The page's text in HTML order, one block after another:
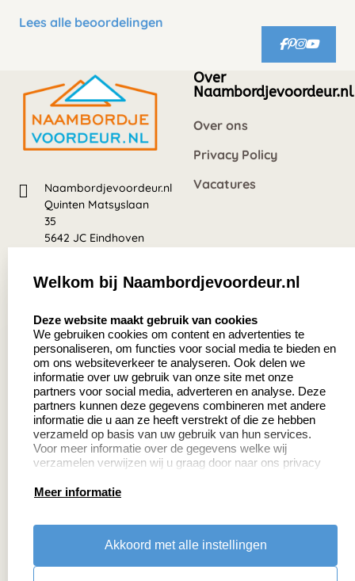
Lees alle beoordelingen
Naambordjevoordeur.nl
Quinten Matsyslaan
35
5642 JC Eindhoven
639 beoordelingen
Over
Naambordjevoordeur.nl
Over ons
Privacy Policy
Vacatures
Zakelijk:
Aanvraag op maat
Cadeaubonnen
Klantenservice:
Contact
Veelgestelde vragen
Retourneren
handleidingen
Welkom bij Naambordjevoordeur.nl
Deze website maakt gebruik van cookies
We gebruiken cookies om content en advertenties te
personaliseren, om functies voor social media te bieden en
om ons websiteverkeer te analyseren. Ook delen we
informatie over uw gebruik van onze site met onze
partners voor social media, adverteren en analyse. Deze
partners kunnen deze gegevens combineren met andere
informatie die u aan ze heeft verstrekt of die ze hebben
verzameld op basis van uw gebruik van hun services.
Voor meer informatie over de gegevens welke wij
verzamelen verwijzen wij u graag door naar ons privacy
Meer informatie
Akkoord met alle instellingen